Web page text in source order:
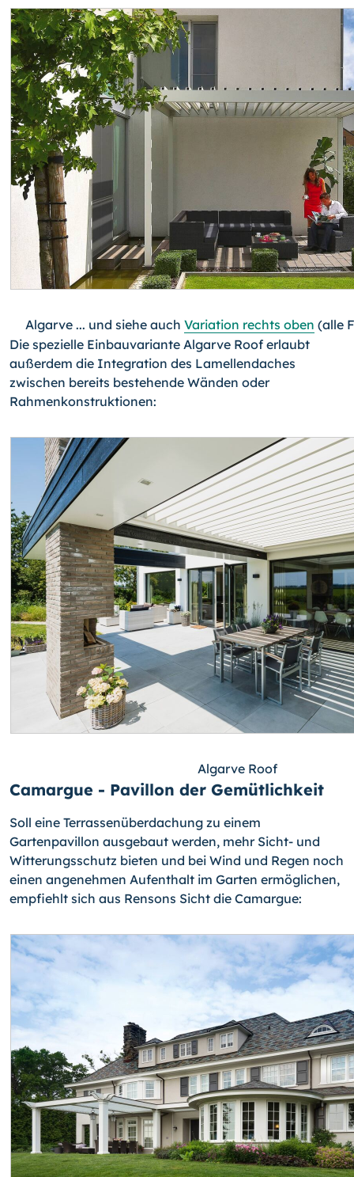
Algarve ... und siehe auch Variation rechts oben (alle
Die spezielle Einbauvariante Algarve Roof erlaubt
außerdem die Integration des Lamellendaches
zwischen bereits bestehende Wänden oder
Rahmenkonstruktionen:
Algarve Roof
Camargue - Pavillon der Gemütlichkeit
Soll eine Terrassenüberdachung zu einem
Gartenpavillon ausgebaut werden, mehr Sicht- und
Witterungsschutz bieten und bei Wind und Regen noch
einen angenehmen Aufenthalt im Garten ermöglichen,
empfiehlt sich aus Rensons Sicht die Camargue: